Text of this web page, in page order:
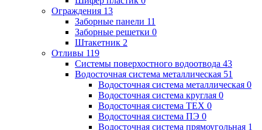
Ограждения 13
Заборные панели 11
Заборные решетки 0
Штакетник 2
Отливы 119
Системы поверхостного водоотвода 43
Водосточная система металлическая 51
Водосточная система металлическая 0
Водосточная система круглая 0
Водосточная система ТЕХ 0
Водосточная система ПЭ 0
Водосточная система прямоугольная 1